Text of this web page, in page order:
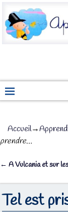
Accueil→
prendre…
← A Vulcania et sur
Tel est